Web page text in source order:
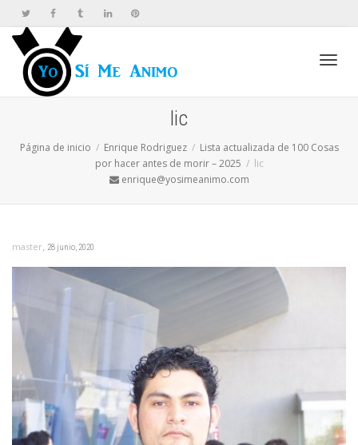
lic
Página de inicio Enrique Rodriguez
Lista actualizada de 100 Cosas
por hacer antes de morir – 2025
lic
enrique@yosimeanimo.com
master, 28 junio, 2020